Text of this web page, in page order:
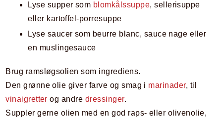
Lyse supper som blomkålssuppe, sellerisuppe
eller kartoffel-porresuppe
Lyse saucer som beurre blanc, sauce nage eller
en muslingesauce
Brug ramsløgsolien som ingrediens.
Den grønne olie giver farve og smag i marinader, til
vinaigretter og andre dressinger.
Suppler gerne olien med en god raps- eller olivenolie,